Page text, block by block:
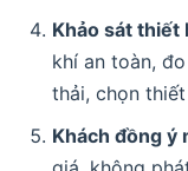
Khảo sát thiết
khí an toàn,
thải, chọn
Khách đồng ý